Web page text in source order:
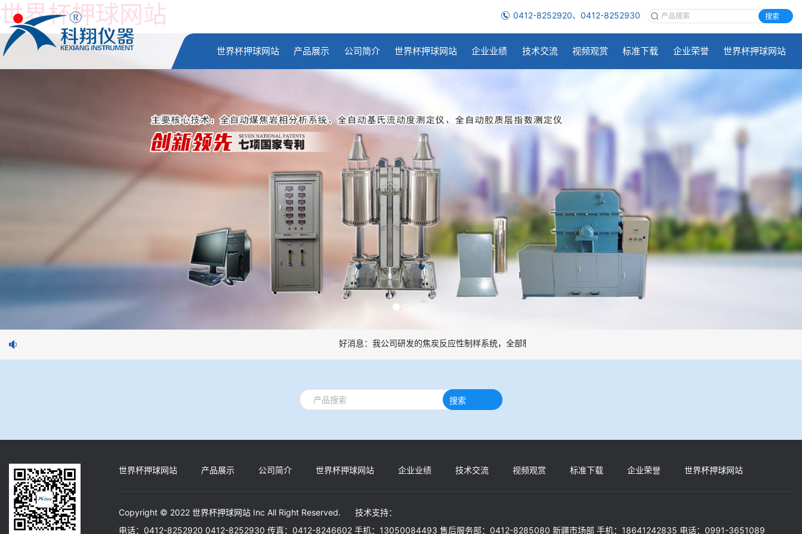
世界杯押球网站 0412-8252920、0412-8252930 搜索
世界杯押球网站 产品展示 公司简介 世界杯押球网站 企业业绩 技术交流 视频观赏 标准下载 企业荣誉 世界杯押球网站
好消息：我公司研发的焦炭反应性制样系统，全部制样过程机械化操作，没有人为误差，焦球形状与人工制焦球法一致或优于
搜索
世界杯押球网站 产品展示 公司简介 世界杯押球网站 企业业绩 技术交流 视频观赏 标准下载 企业荣誉 世界杯押球网站
Copyright © 2022 世界杯押球网站 Inc All Right Reserved. 技术支持：
电话：0412-8252920 0412-8252930 传真：0412-8246602 手机：13050084493 售后服务部：0412-8285080 新疆市场部 手机：18641242835 电话：0991-3651089